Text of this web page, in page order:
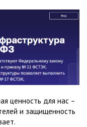
ценность для нас –
и защищенность